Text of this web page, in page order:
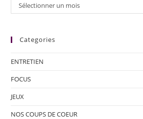
Sélectionner un mois
Categories
ENTRETIEN
FOCUS
JEUX
NOS COUPS DE COEUR